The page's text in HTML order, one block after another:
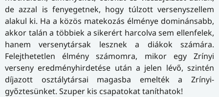
de azzal is fenyegetnek, hogy túlzott versenyszellem
alakul ki. Ha a közös matekozás élménye dominánsabb,
akkor talán a többiek a sikerért harcolva sem ellenfelek,
hanem versenytársak lesznek a diákok számára.
Felejthetetlen élmény számomra, mikor egy Zrínyi
verseny eredményhirdetése után a jelen lévő, szintén
díjazott osztálytársai magasba emelték a Zrínyi-
győztesünket. Szuper kis csapatokat taníthatok!